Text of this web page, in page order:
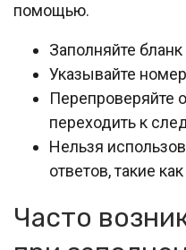
помощью.
Заполняйте
Указывайте
Перепроверяйте
переходить к
Нельзя
ответов, такие
Часто